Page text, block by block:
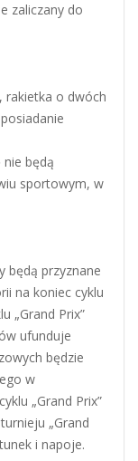
zaliczany do
rakietka o dwóch
będą
sportowym, w
będą przyznane
na koniec cyklu
„Grand Prix”
ufunduje
będzie
w
„Grand Prix”
„Grand
i napoje.